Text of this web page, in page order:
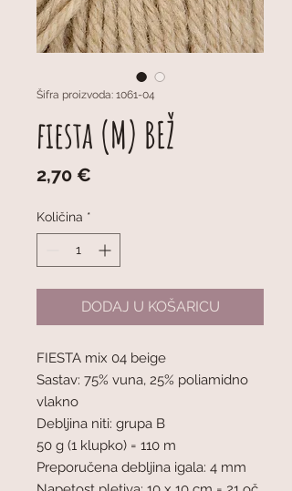
Šifra proizvoda: 1061-04
fiesta (M) BEŽ
2,70 €
Količina *
DODAJ U KOŠARICU
FIESTA mix 04 beige
Sastav: 75% vuna, 25% poliamidno
vlakno
Debljina niti: grupa B
50 g (1 klupko) = 110 m
Preporučena debljina igala: 4 mm